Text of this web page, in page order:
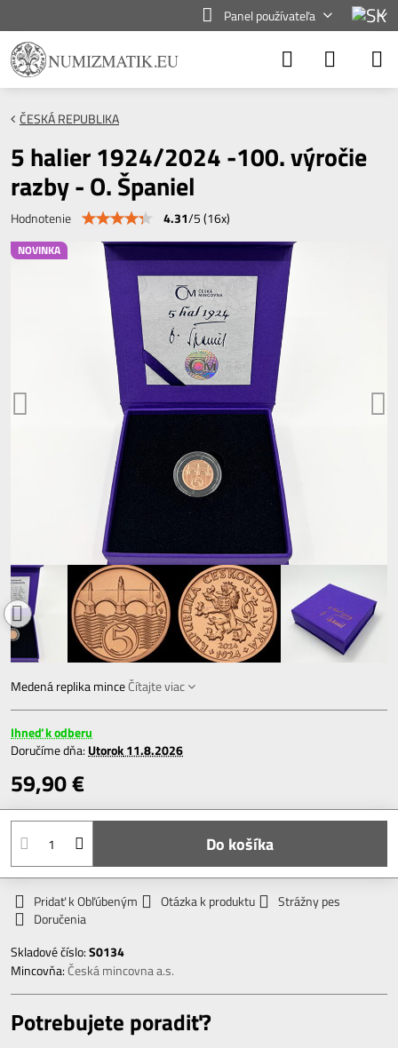
Panel používateľa
NOVINKA
ČESKÁ REPUBLIKA
5 halier 1924/2024 -100. výročie
razby - O. Španiel
Hodnotenie 4.31/5(16x)
Medená replika minceČítajte viac
Ihneď k odberu
Doručíme dňa: Utorok11.8.2026
59,90 €
Do košíka
Pridať k Obľúbeným Otázka k produktu
Strážny pes
Doručenia
Skladové číslo:S0134
Mincovňa: Česká mincovna a.s.
Potrebujete poradiť?